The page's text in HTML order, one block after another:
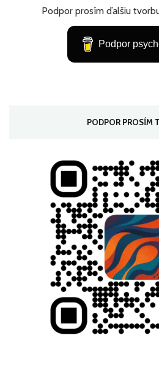
Podpor prosím ďalšiu
Podpor
PODPOR PROSÍM